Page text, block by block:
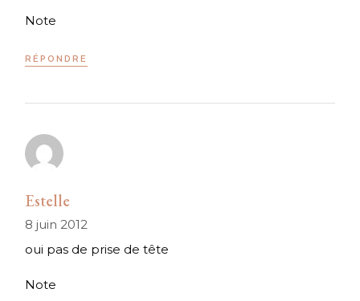
Note
RÉPONDRE
Estelle
8 juin 2012
oui pas de prise de tête
Note